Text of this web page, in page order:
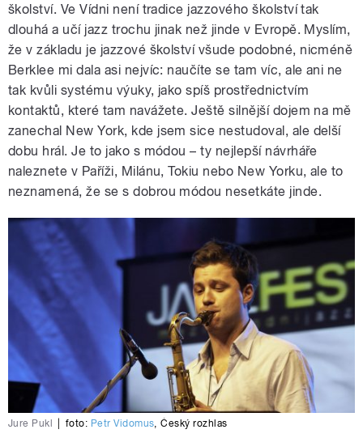
školství. Ve Vídni není tradice jazzového školství tak
dlouhá a učí jazz trochu jinak než jinde v Evropě. Myslím,
že v základu je jazzové školství všude podobné, nicméně
Berklee mi dala asi nejvíc: naučíte se tam víc, ale ani ne
tak kvůli systému výuky, jako spíš prostřednictvím
kontaktů, které tam navážete. Ještě silnější dojem na mě
zanechal New York, kde jsem sice nestudoval, ale delší
dobu hrál. Je to jako s módou – ty nejlepší návrháře
naleznete v Paříži, Milánu, Tokiu nebo New Yorku, ale to
neznamená, že se s dobrou módou nesetkáte jinde.
Jure Pukl foto: Petr Vidomus ,Český rozhlas